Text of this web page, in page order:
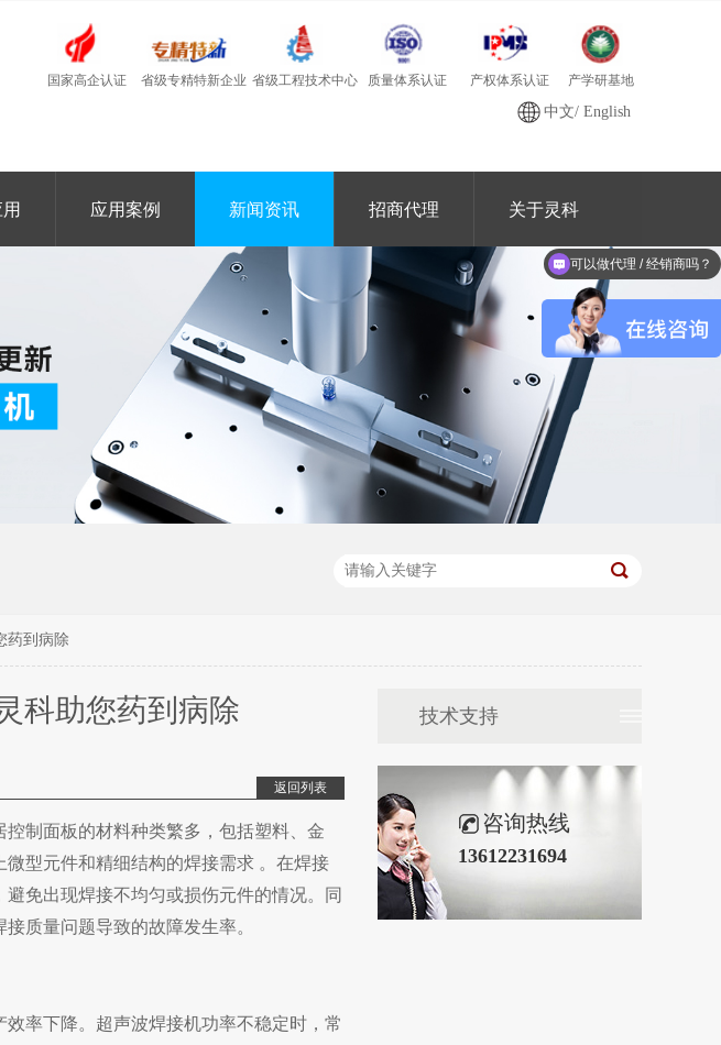
国家高企认证 省级专精特新企业 省级工程技术中心 质量体系认证 产权体系认证 产学研基地
中文/English
应用案例 新闻资讯 招商代理 关于灵科
药到病除
科助您药到病除
返回列表
制面板的材料种类繁多，包括塑料、金
型元件和精细结构的焊接需求 。在焊接
免出现焊接不均匀或损伤元件的情况。同
质量问题导致的故障发生率。
率下降。 超声波焊接机功率不稳定时，常
技术支持
咨询热线
13612231694
可以做代理 / 经销商吗？